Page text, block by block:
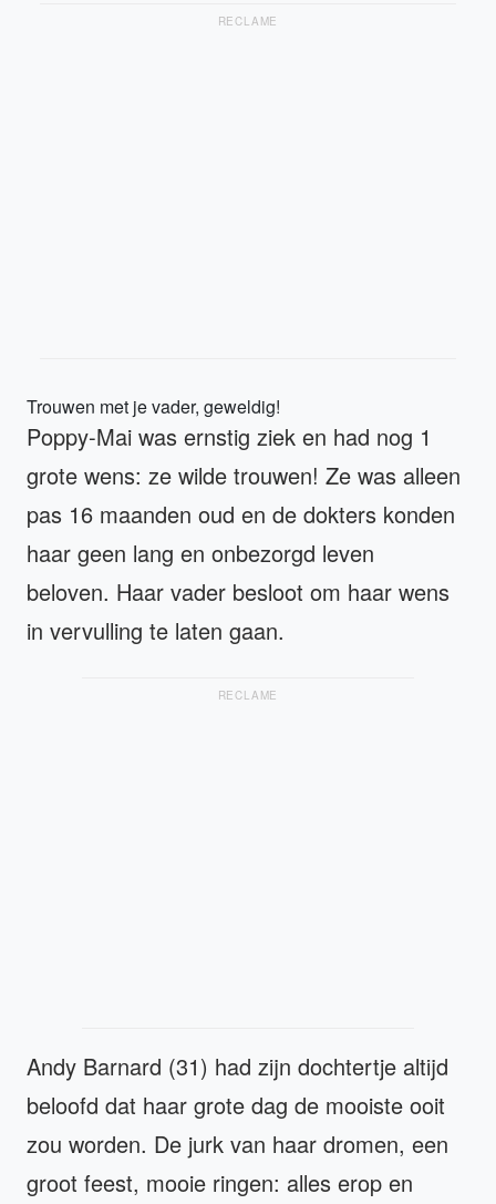
RECLAME
Trouwen met je vader, geweldig!
Poppy-Mai was ernstig ziek en had nog 1
grote wens: ze wilde trouwen! Ze was alleen
pas 16 maanden oud en de dokters konden
haar geen lang en onbezorgd leven
beloven. Haar vader besloot om haar wens
in vervulling te laten gaan.
RECLAME
Andy Barnard (31) had zijn dochtertje altijd
beloofd dat haar grote dag de mooiste ooit
zou worden. De jurk van haar dromen, een
groot feest, mooie ringen: alles erop en